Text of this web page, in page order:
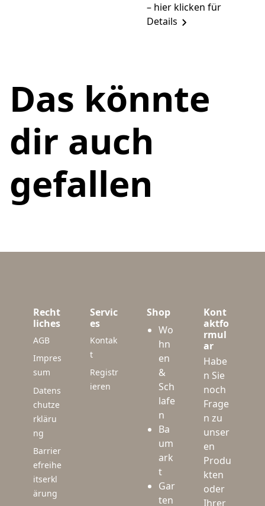
– hier klicken für
Details
Das könnte
dir auch
gefallen
Recht
liches
AGB
Impres
sum
Datens
chutze
rkläru
ng
Barrier
efreihe
itserkl
ärung
Servic
es
Kontak
t
Registr
ieren
Shop
Wo
hn
en
&
Sch
lafe
n
Ba
um
ark
t
Gar
ten
Kont
aktfo
rmul
ar
Habe
n Sie
noch
Frage
n zu
unser
en
Produ
kten
oder
Ihrer